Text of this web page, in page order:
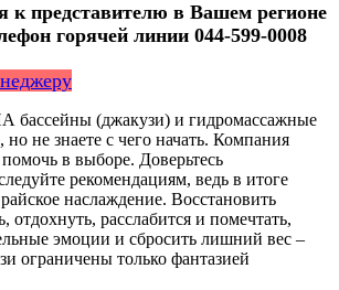
к представителю в Вашем регионе
горячей линии ‎044-599-0008
бассейны (джакузи) и гидромассажные
не знаете с чего начать. Компания
помочь в выборе. Доверьтесь
рекомендациям, ведь в итоге
наслаждение. Восстановить
отдохнуть, расслабится и помечтать,
эмоции и сбросить лишний вес –
ограничены только фантазией